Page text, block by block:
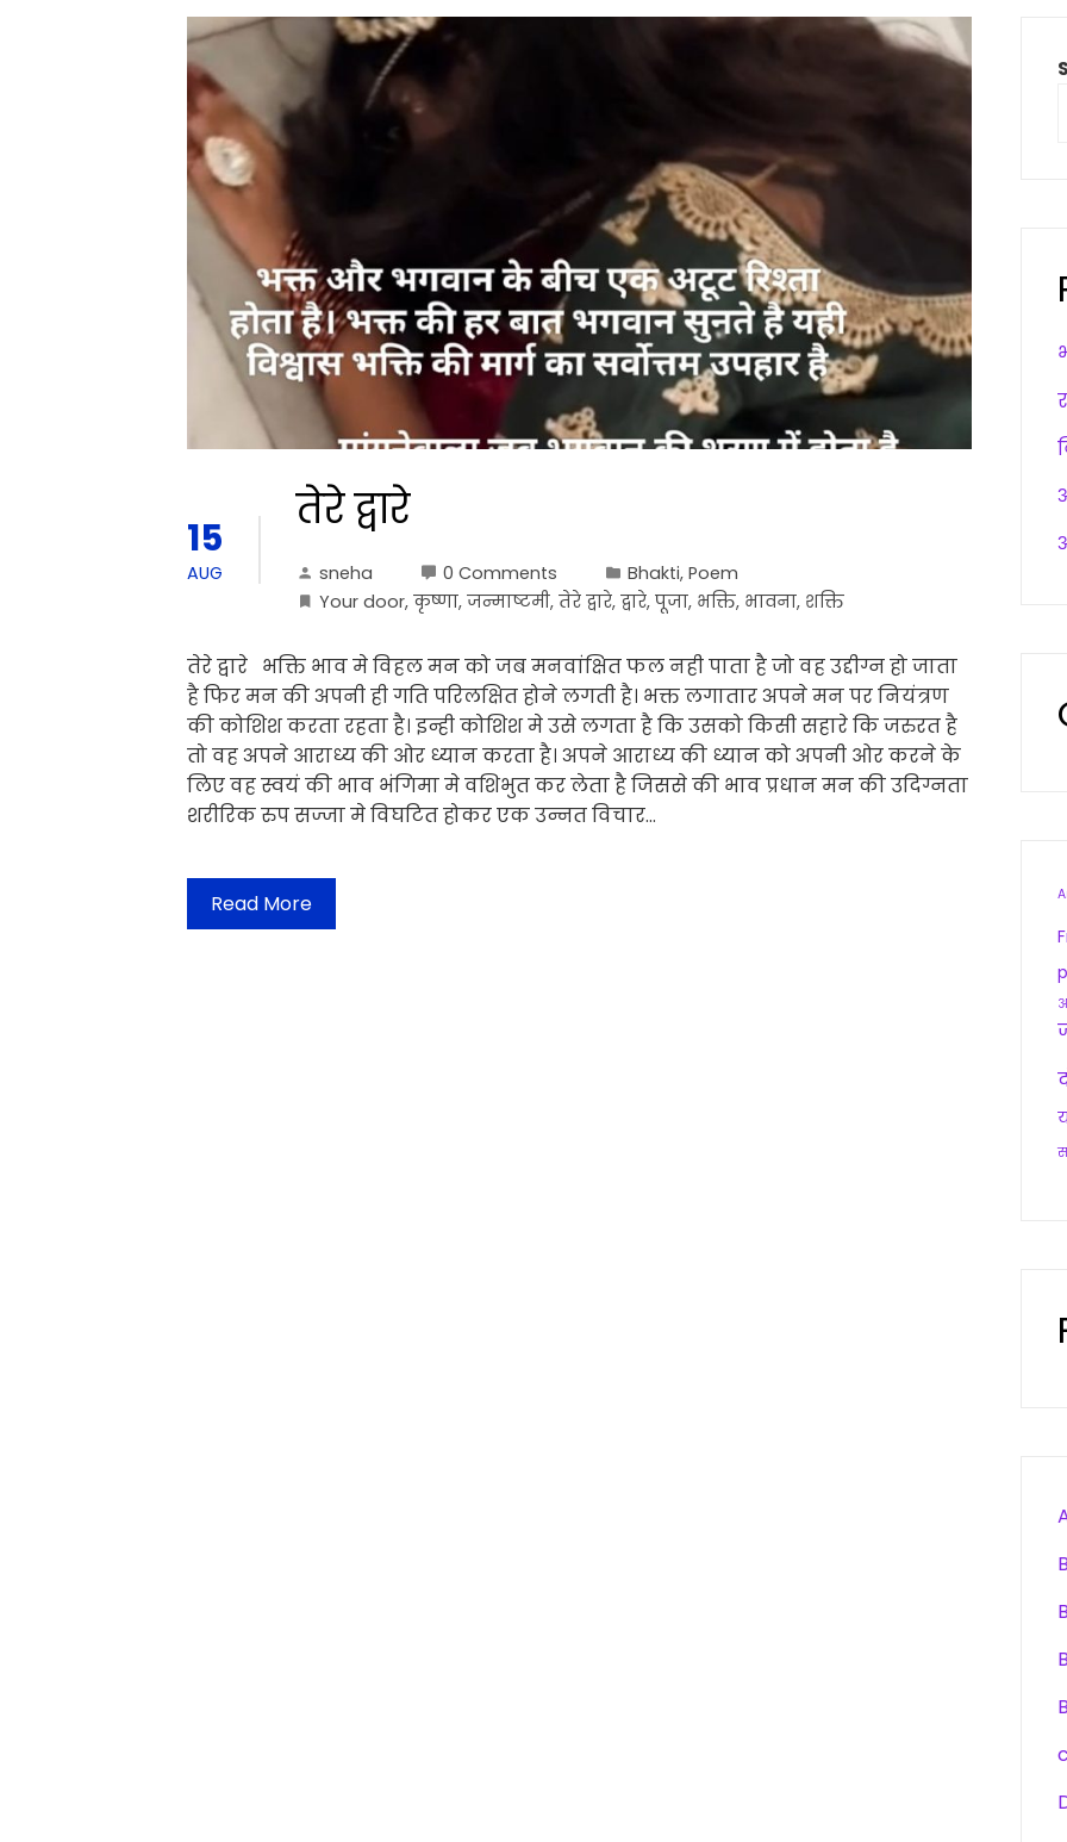
15
AUG
तेरे द्वारे
sneha 0 Comments Bhakti, Poem
Your door, कृष्णा, जन्माष्टमी, तेरे द्वारे, द्वारे, पूजा, भक्ति, भावना, शक्ति
तेरे द्वारे भक्ति भाव मे विहल मन को जब मनवांक्षित फल नही पाता है जो वह उद्दीग्न हो जाता
है फिर मन की अपनी ही गति परिलक्षित होने लगती है। भक्त लगातार अपने मन पर नियंत्रण
की कोशिश करता रहता है। इन्ही कोशिश मे उसे लगता है कि उसको किसी सहारे कि जरुरत है
तो वह अपने आराध्य की ओर ध्यान करता है। अपने आराध्य की ध्यान को अपनी ओर करने के
लिए वह स्वयं की भाव भंगिमा मे वशिभुत कर लेता है जिससे की भाव प्रधान मन की उदिग्नता
शरीरिक रुप सज्जा मे विघटित होकर एक उन्नत विचार…
Read More